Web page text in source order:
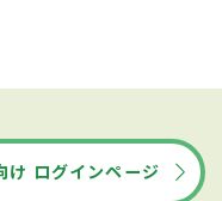
け ログインページ